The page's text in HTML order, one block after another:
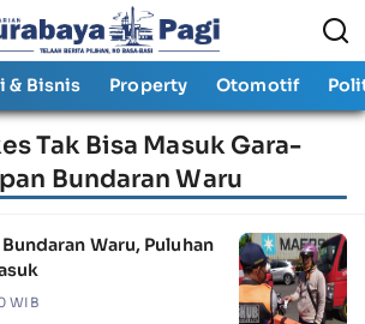
& Bisnis Property Otomotif
Tak Bisa Masuk Gara-
Bundaran Waru
Waru, Puluhan
WIB